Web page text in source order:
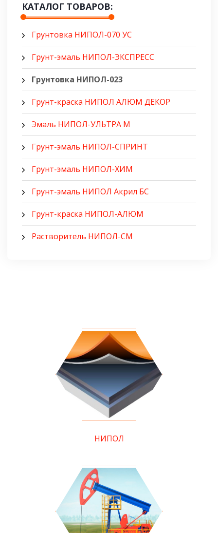
КАТАЛОГ ТОВАРОВ:
Грунтовка НИПОЛ-070 УС
Грунт-эмаль НИПОЛ-ЭКСПРЕСС
Грунтовка НИПОЛ-023
Грунт-краска НИПОЛ АЛЮМ ДЕКОР
Эмаль НИПОЛ-УЛЬТРА М
Грунт-эмаль НИПОЛ-СПРИНТ
Грунт-эмаль НИПОЛ-ХИМ
Грунт-эмаль НИПОЛ Акрил БС
Грунт-краска НИПОЛ-АЛЮМ
Растворитель НИПОЛ-СМ
НИПОЛ